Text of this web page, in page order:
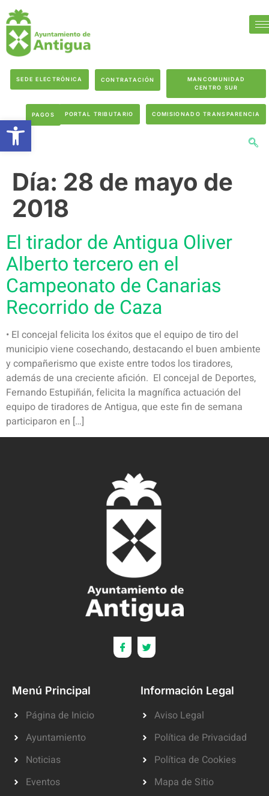
SEDE ELECTRÓNICA CONTRATACIÓN
MANCOMUNIDAD
CENTRO SUR
PAGOS PORTAL TRIBUTARIO COMISIONADO TRANSPARENCIA
Día: 28 de mayo de
2018
El tirador de Antigua Oliver
Alberto tercero en el
Campeonato de Canarias
Recorrido de Caza
• El concejal felicita los éxitos que el equipo de tiro del
municipio viene cosechando, destacando el buen ambiente
y compañerismo que existe entre todos los tiradores,
además de una creciente afición. El concejal de Deportes,
Fernando Estupiñán, felicita la magnífica actuación del
equipo de tiradores de Antigua, que este fin de semana
participaron en […]
Menú Principal
Página de Inicio
Ayuntamiento
Noticias
Eventos
Información Legal
Aviso Legal
Política de Privacidad
Política de Cookies
Mapa de Sitio
Abrir barra de herramientas